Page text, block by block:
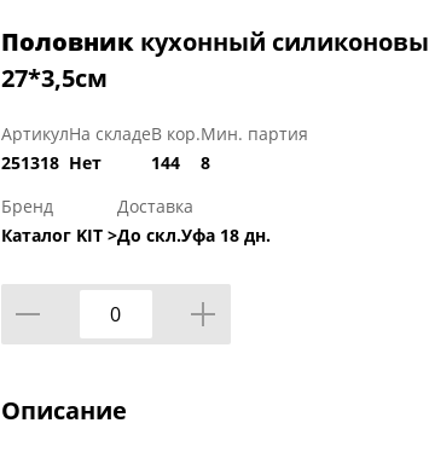
Половник кухонный
27*3,5см
Артикул
251318
На складе
Нет
В кор.
144
Мин. партия
8
Бренд
Каталог KIT >
Доставка
До скл.Уфа 18 дн.
Описание